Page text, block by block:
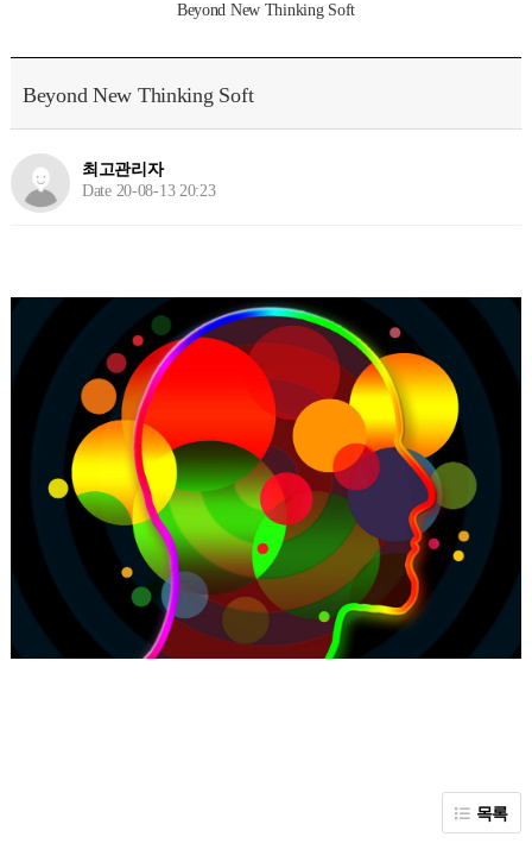
Beyond New Thinking Soft
Beyond New Thinking Soft
최고관리자
Date 20-08-13 20:23
목록